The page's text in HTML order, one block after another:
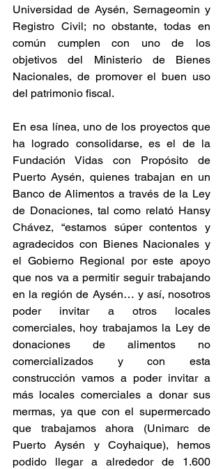
Universidad de Aysén, Sernageomin y
Registro Civil; no obstante, todas en
común cumplen con uno de los
objetivos del Ministerio de Bienes
Nacionales, de promover el buen uso
del patrimonio fiscal.
En esa línea, uno de los proyectos que
ha logrado consolidarse, es el de la
Fundación Vidas con Propósito de
Puerto Aysén, quienes trabajan en un
Banco de Alimentos a través de la Ley
de Donaciones, tal como relató Hansy
Chávez, “estamos súper contentos y
agradecidos con Bienes Nacionales y
el Gobierno Regional por este apoyo
que nos va a permitir seguir trabajando
en la región de Aysén… y así, nosotros
poder invitar a otros locales
comerciales, hoy trabajamos la Ley de
donaciones de alimentos no
comercializados y con esta
construcción vamos a poder invitar a
más locales comerciales a donar sus
mermas, ya que con el supermercado
que trabajamos ahora (Unimarc de
Puerto Aysén y Coyhaique), hemos
podido llegar a alrededor de 1.600